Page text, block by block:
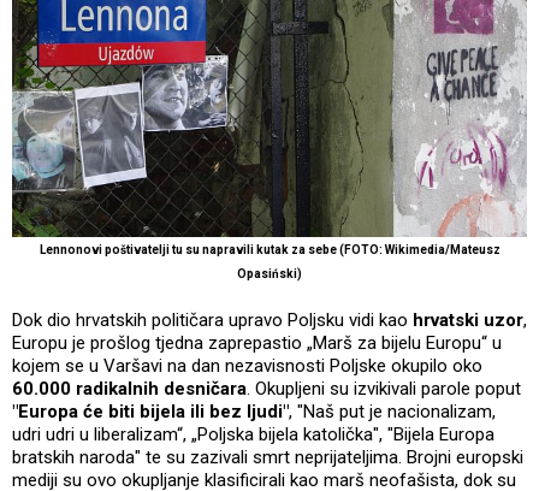
Lennonovi poštivatelji tu su napravili kutak za sebe (FOTO: Wikimedia/Mateusz
Opasiński)
Dok dio hrvatskih političara upravo Poljsku vidi kao hrvatski uzor,
Europu je prošlog tjedna zaprepastio „Marš za bijelu Europu“ u
kojem se u Varšavi na dan nezavisnosti Poljske okupilo oko
60.000 radikalnih desničara. Okupljeni su izvikivali parole poput
"Europa će biti bijela ili bez ljudi", "Naš put je nacionalizam,
udri udri u liberalizam“, „Poljska bijela katolička", "Bijela Europa
bratskih naroda" te su zazivali smrt neprijateljima. Brojni europski
mediji su ovo okupljanje klasificirali kao marš neofašista, dok su